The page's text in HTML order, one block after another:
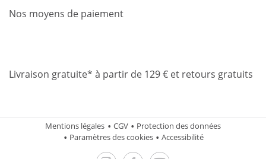
Nos moyens de paiement
Livraison gratuite* à partir de 129 € et retours gratuits
Mentions légales CGV
Protection des données
Paramètres des cookies
Accessibilité